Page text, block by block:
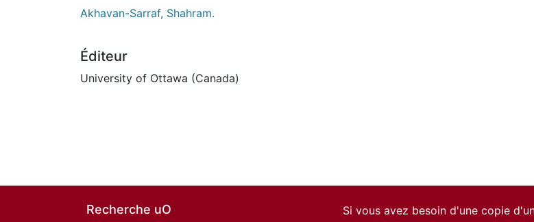
Akhavan-Sarraf, Shahram.
Éditeur
University of Ottawa (Canada)
Recherche uO
Si vous avez besoin d'une copie